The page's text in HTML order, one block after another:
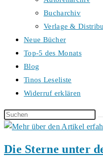
Bucharchiv
Verlage &
Neue Bücher
Top-5 des Monats
Blog
Tinos Leseliste
Widerruf erklären
Diese
Website
Die Sterne unter